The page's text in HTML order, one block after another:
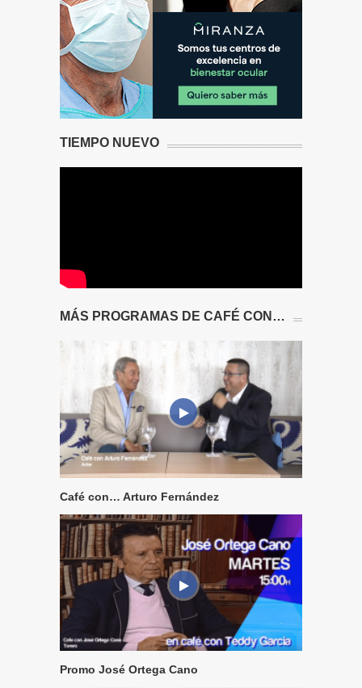
TIEMPO NUEVO
MÁS PROGRAMAS DE CAFÉ CON…
Café con… Arturo Fernández
Promo José Ortega Cano